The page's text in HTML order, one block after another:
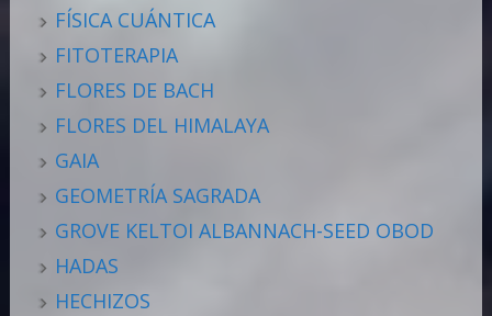
FÍSICA CUÁNTICA
FITOTERAPIA
FLORES DE BACH
FLORES DEL HIMALAYA
GAIA
GEOMETRÍA SAGRADA
GROVE KELTOI ALBANNACH-SEED OBOD
HADAS
HECHIZOS